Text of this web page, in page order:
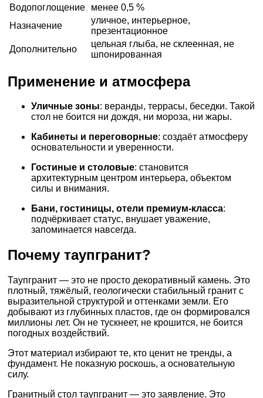
Водопоглощение
менее 0,5 %
Назначение
уличное, интерьерное,
презентационное
Дополнительно
цельная глыба, не склеенная, не
шпонированная
Применение и атмосфера
Уличные зоны: веранды, террасы, беседки. Такой
стол не боится ни дождя, ни мороза, ни жары.
Кабинеты и переговорные: создаёт атмосферу
основательности и уверенности.
Гостиные и столовые: становится
архитектурным центром интерьера, объектом
силы и внимания.
Бани, гостиницы, отели премиум-класса:
подчёркивает статус, внушает уважение,
запоминается навсегда.
Почему таупгранит?
Таупгранит — это не просто декоративный камень. Это
плотный, тяжёлый, геологически стабильный гранит с
выразительной структурой и оттенками земли. Его
добывают из глубинных пластов, где он формировался
миллионы лет. Он не тускнеет, не крошится, не боится
погодных воздействий.
Этот материал избирают те, кто ценит не тренды, а
фундамент. Не показную роскошь, а основательную
силу.
Гранитный стол таупгранит — это заявление. Это